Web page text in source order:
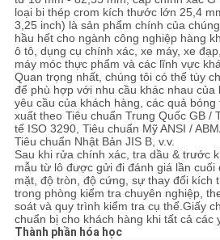
loại bi thép crom kích thước lớn 25,4
3,25 inch) là sản phẩm chính của
hầu hết cho ngành công nghiệp hàng
ô tô, dụng cụ chính xác, xe máy, xe
máy móc thực phẩm và các lĩnh vực
Quan trọng nhất, chúng tôi có thể tùy
để phù hợp với nhu cầu khác nhau của
yêu cầu của khách hàng, các quả
xuất theo Tiêu chuẩn Trung Quốc GB /
tế ISO 3290, Tiêu chuẩn Mỹ ANSI /
Tiêu chuẩn Nhật Bản JIS B, v.v.
Sau khi rửa chính xác, tra dầu & trước
mẫu từ lô được gửi đi đánh giá lần cuối
mặt, độ tròn, độ cứng, sự thay đổi kích
trong phòng kiểm tra chuyên nghiệp,
soát và quy trình kiểm tra cụ thể.Giấy
chuẩn bị cho khách hàng khi tất cả các
Thành phần hóa học